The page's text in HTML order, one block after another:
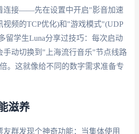
连接——先在设置中开启"影音加速
视频的TCP优化)和"游戏模式"(UDP
留学生Luna分享过技巧：每次启动
手动切换到"上海流行音乐"节点线路
。这就像给不同的数字需求准备专
滋养
友群发现个神奇功能：当集体使用